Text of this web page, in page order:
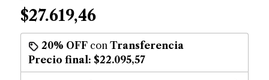
$27.619,46
20% OFFcon Transferencia
Precio final: $22.095,57